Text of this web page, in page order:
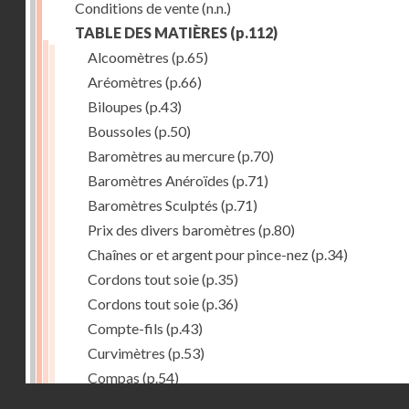
Conditions de vente(n.n.)
TABLE DES MATIÈRES (p.112)
Alcoomètres (p.65)
Aréomètres (p.66)
Biloupes (p.43)
Boussoles (p.50)
Baromètres au mercure(p.70)
Baromètres Anéroïdes (p.71)
Baromètres Sculptés (p.71)
Prix des divers baromètres (p.80)
Chaînes or et argent pour pince-nez(p.34)
Cordons tout soie(p.35)
Cordons tout soie(p.36)
Compte-fils (p.43)
Curvimètres (p.53)
Compas (p.54)